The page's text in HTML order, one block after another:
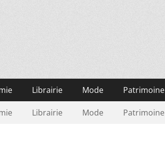
Librairie Mode Patrimoine
Librairie Mode Patrimoine